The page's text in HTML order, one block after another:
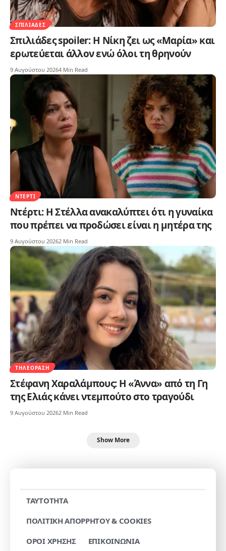
ΣΠΙΛΙΆΔΕΣ
Σπιλιάδες spoiler: Η Νίκη ζει ως «Μαρία» και
ερωτεύεται άλλον ενώ όλοι τη θρηνούν
9 Αυγούστου 20264 Min Read
ΝΤΈΡΤΙ
Ντέρτι: Η Στέλλα ανακαλύπτει ότι η γυναίκα
που πρέπει να προδώσει είναι η μητέρα της
9 Αυγούστου 20262 Min Read
ΤΗΛΕΌΡΑΣΗ
Στέφανη Χαραλάμπους: Η «Άννα» από τη Γη
της Ελιάς κάνει ντεμπούτο στο τραγούδι
9 Αυγούστου 20262 Min Read
Show More
TAYTOTHTA
ΠΟΛΙΤΙΚΗ ΑΠΟΡΡΗΤΟΥ & COOKIES
ΟΡΟΙ ΧΡΗΣΗΣ
ΕΠΙΚΟΙΝΩΝΙΑ